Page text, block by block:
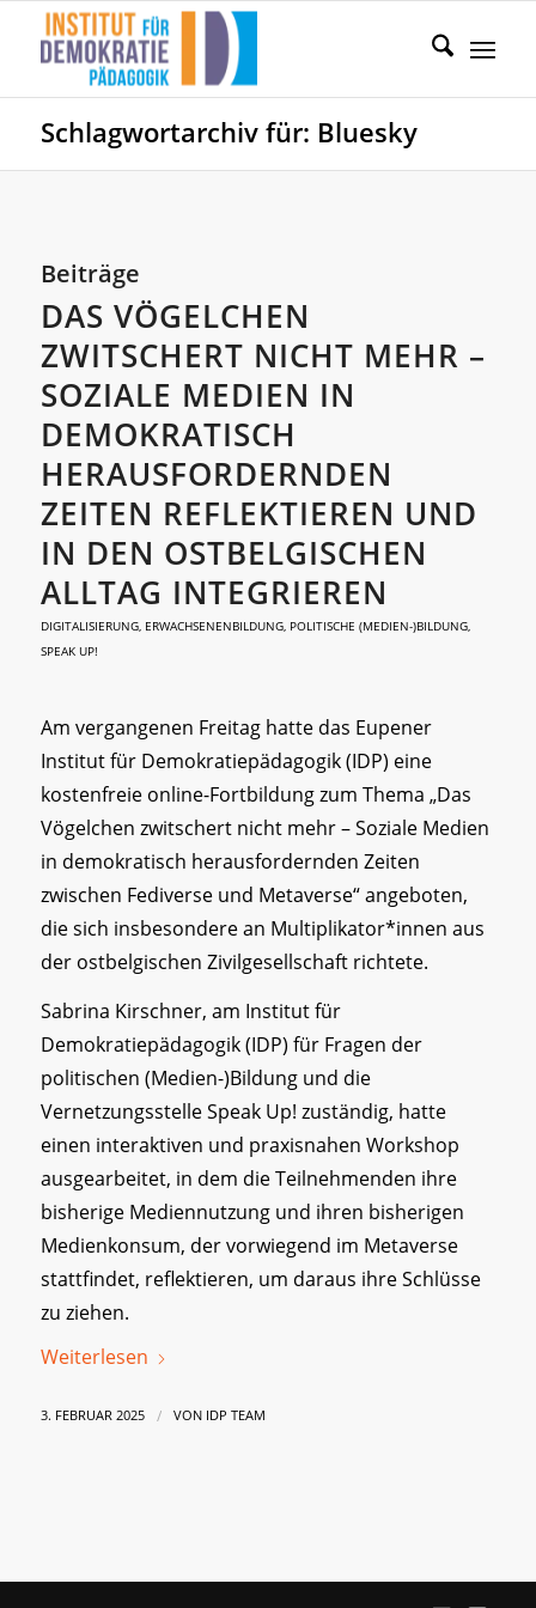
Schlagwortarchiv für: Bluesky
Beiträge
DAS VÖGELCHEN
ZWITSCHERT NICHT MEHR –
SOZIALE MEDIEN IN
DEMOKRATISCH
HERAUSFORDERNDEN
ZEITEN REFLEKTIEREN UND
IN DEN OSTBELGISCHEN
ALLTAG INTEGRIEREN
DIGITALISIERUNG, ERWACHSENENBILDUNG, POLITISCHE (MEDIEN-)BILDUNG,
SPEAK UP!
Am vergangenen Freitag hatte das Eupener
Institut für Demokratiepädagogik (IDP) eine
kostenfreie online-Fortbildung zum Thema „Das
Vögelchen zwitschert nicht mehr – Soziale Medien
in demokratisch herausfordernden Zeiten
zwischen Fediverse und Metaverse“ angeboten,
die sich insbesondere an Multiplikator*innen aus
der ostbelgischen Zivilgesellschaft richtete.
Sabrina Kirschner, am Institut für
Demokratiepädagogik (IDP) für Fragen der
politischen (Medien-)Bildung und die
Vernetzungsstelle Speak Up! zuständig, hatte
einen interaktiven und praxisnahen Workshop
ausgearbeitet, in dem die Teilnehmenden ihre
bisherige Mediennutzung und ihren bisherigen
Medienkonsum, der vorwiegend im Metaverse
stattfindet, reflektieren, um daraus ihre Schlüsse
zu ziehen.
Weiterlesen
3. FEBRUAR 2025 / VON IDP TEAM